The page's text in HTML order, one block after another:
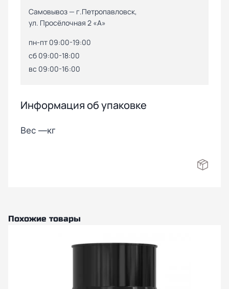
Самовывоз — г.Петропавловск,
ул. Просёлочная 2 «А»
пн-пт 09:00-19:00
сб 09:00-18:00
вс 09:00-16:00
Информация об упаковке
Вес —кг
Похожие товары